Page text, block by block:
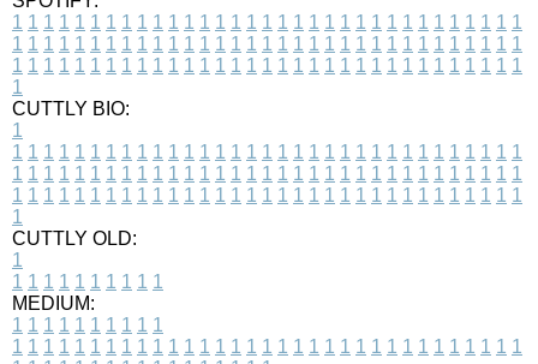
1 1 1 1 1 1 1 1 1 1 1 1 1 1 1 1 1 1 1 1 1 1 1 1 1 1 1 1 1 1 1 1 1
1 1 1 1 1 1 1 1 1 1 1 1 1 1 1 1 1 1 1 1 1 1 1 1 1 1 1 1 1 1 1 1 1
1 1 1 1 1 1 1 1 1 1 1 1 1 1 1 1 1 1 1 1 1 1 1 1 1 1 1 1 1 1 1 1 1
1
CUTTLY BIO:
1
1 1 1 1 1 1 1 1 1 1 1 1 1 1 1 1 1 1 1 1 1 1 1 1 1 1 1 1 1 1 1 1 1
1 1 1 1 1 1 1 1 1 1 1 1 1 1 1 1 1 1 1 1 1 1 1 1 1 1 1 1 1 1 1 1 1
1 1 1 1 1 1 1 1 1 1 1 1 1 1 1 1 1 1 1 1 1 1 1 1 1 1 1 1 1 1 1 1 1
1
CUTTLY OLD:
1
1 1 1 1 1 1 1 1 1 1
MEDIUM:
1 1 1 1 1 1 1 1 1 1
1 1 1 1 1 1 1 1 1 1 1 1 1 1 1 1 1 1 1 1 1 1 1 1 1 1 1 1 1 1 1 1 1